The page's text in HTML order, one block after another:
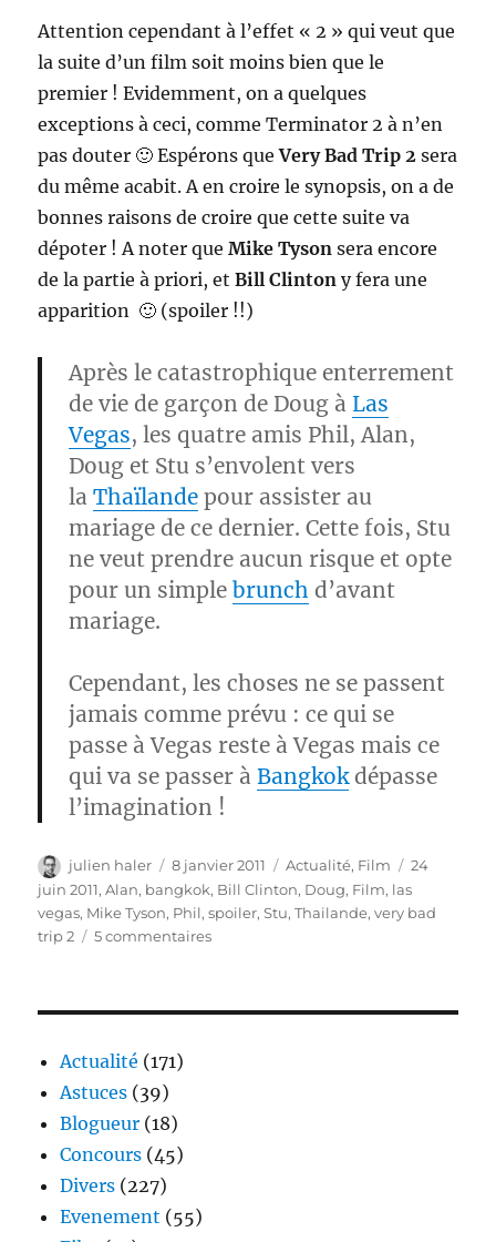
Attention cependant à l’effet « 2 » qui veut que
la suite d’un film soit moins bien que le
premier ! Evidemment, on a quelques
exceptions à ceci, comme Terminator 2 à n’en
pas douter 🙂 Espérons queVery Bad Trip 2 sera
du même acabit. A en croire le synopsis, on a de
bonnes raisons de croire que cette suite va
dépoter ! A noter queMike Tyson sera encore
de la partie à priori, etBill Clintony fera une
apparition 🙂 (spoiler !!)
Après le catastrophique enterrement
de vie de garçon de Doug à Las
Vegas, les quatre amis Phil, Alan,
Doug et Stu s’envolent vers
laThaïlande pour assister au
mariage de ce dernier. Cette fois, Stu
ne veut prendre aucun risque et opte
pour un simplebrunch d’avant
mariage.
Cependant, les choses ne se passent
jamais comme prévu : ce qui se
passe à Vegas reste à Vegas mais ce
qui va se passer àBangkokdépasse
l’imagination !
Auteur
julien haler
Publié
le
8 janvier 2011 Catégories
Actualité, Film Étiquettes
24
juin 2011,Alan, bangkok, Bill Clinton, Doug, Film, las
vegas, Mike Tyson, Phil,spoiler,Stu,Thailande,very bad
trip 2
5 commentairessur
Actualité (171)
Astuces (39)
Blogueur (18)
Concours (45)
Divers (227)
Evenement (55)